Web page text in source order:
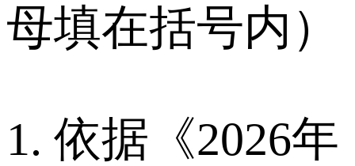
母填在括号内）
1. 依据《2026年